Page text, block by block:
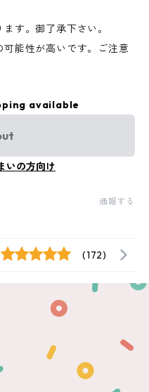
す。御了承下さい。
能性が高いです。ご注意
available
いの方向け
通報する
(172)